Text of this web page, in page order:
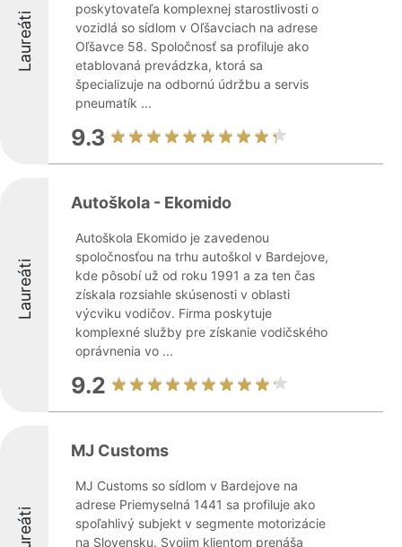
Laureáti
poskytovateľa komplexnej starostlivosti o
vozidlá so sídlom v Oľšavciach na adrese
Oľšavce 58. Spoločnosť sa profiluje ako
etablovaná prevádzka, ktorá sa
špecializuje na odbornú údržbu a servis
pneumatík ...
9.3
Laureáti
Autoškola - Ekomido
Autoškola Ekomido je zavedenou
spoločnosťou na trhu autoškol v Bardejove,
kde pôsobí už od roku 1991 a za ten čas
získala rozsiahle skúsenosti v oblasti
výcviku vodičov. Firma poskytuje
komplexné služby pre získanie vodičského
oprávnenia vo ...
9.2
MJ Customs
MJ Customs so sídlom v Bardejove na
adrese Priemyselná 1441 sa profiluje ako
spoľahlivý subjekt v segmente motorizácie
na Slovensku. Svojim klientom prenáša